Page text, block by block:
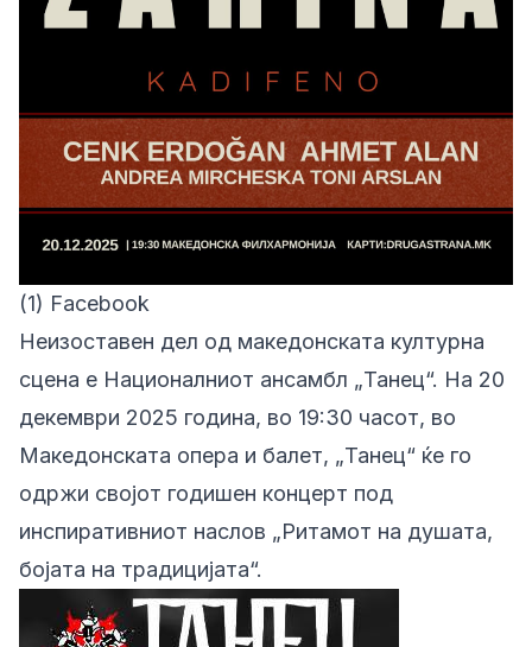
(1) Facebook
Неизоставен дел од македонската културна
сцена е Националниот ансамбл „Танец“. На 20
декември 2025 година, во 19:30 часот, во
Македонската опера и балет, „Танец“ ќе го
одржи својот годишен концерт под
инспиративниот наслов „Ритамот на душата,
бојата на традицијата“.